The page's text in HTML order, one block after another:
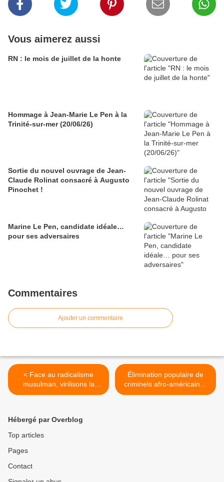
Vous aimerez aussi
RN : le mois de juillet de la honte
Hommage à Jean-Marie Le Pen à la
Trinité-sur-mer (20/06/26)
Sortie du nouvel ouvrage de Jean-
Claude Rolinat consacré à Augusto
Pinochet !
Marine Le Pen, candidate idéale…
pour ses adversaires
Commentaires
Ajouter un commentaire
< Face au radicalisme
musulman, virilisons la
France ! (par Henri Mattéi)
Élimination populaire de
criminels afro-américains :
moins de 4.000 exécutions
Hébergé par Overblog
Top articles
Pages
Contact